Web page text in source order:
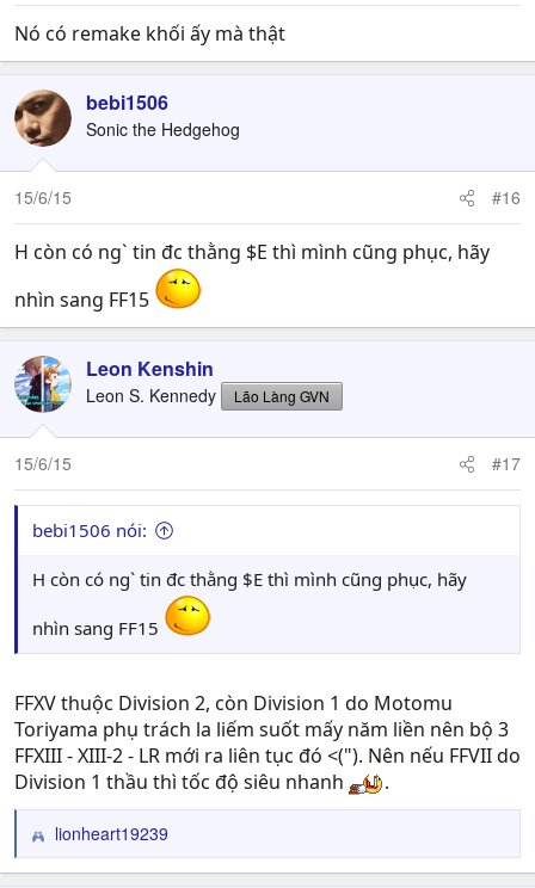
Nó có remake khối ấy mà thật
bebi1506
Sonic the Hedgehog
15/6/15 #16
H còn có ng` tin đc thằng $E thì mình cũng phục, hãy
nhìn sang FF15
Leon Kenshin
Leon S. Kennedy Lão Làng GVN
15/6/15 #17
bebi1506 nói:
H còn có ng` tin đc thằng $E thì mình cũng phục, hãy
nhìn sang FF15
FFXV thuộc Division 2, còn Division 1 do Motomu
Toriyama phụ trách la liếm suốt mấy năm liền nên bộ 3
FFXIII - XIII-2 - LR mới ra liên tục đó <("). Nên nếu FFVII do
Division 1 thầu thì tốc độ siêu nhanh
.
R
e
lionheart19239